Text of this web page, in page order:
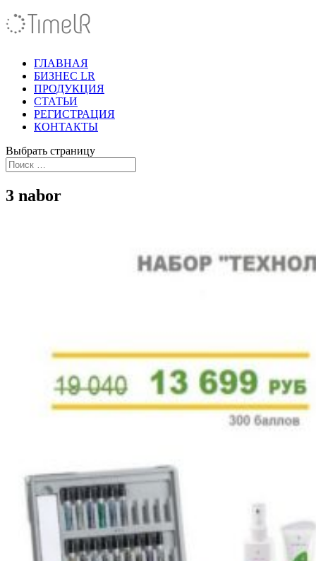
ГЛАВНАЯ
БИЗНЕС LR
ПРОДУКЦИЯ
СТАТЬИ
РЕГИСТРАЦИЯ
КОНТАКТЫ
Выбрать страницу
3 nabor